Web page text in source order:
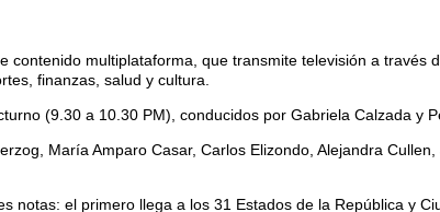
contenido multiplataforma, que transmite televisión a través
finanzas, salud y cultura.
(9.30 a 10.30 PM), conducidos por Gabriela Calzada y
María Amparo Casar, Carlos Elizondo, Alejandra
notas: el primero llega a los 31 Estados de la República y